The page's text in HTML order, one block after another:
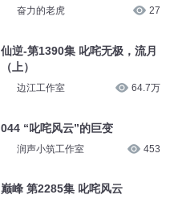
奋力的老虎 27
仙逆-第1390集 叱咤无极，流月
（上）
边江工作室 64.7万
044 “叱咤风云”的巨变
润声小筑工作室 453
巅峰 第2285集 叱咤风云